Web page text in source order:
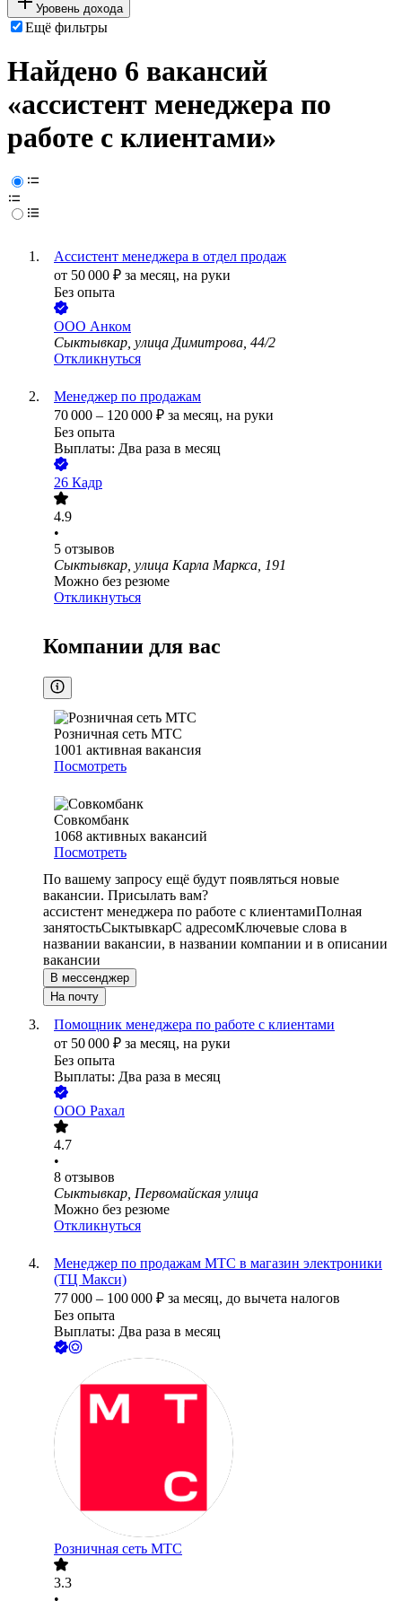
Уровень дохода
Ещё фильтры
Найдено 6 вакансий
«ассистент менеджера по
работе с клиентами»
Ассистент менеджера в отдел продаж
от 50 000 ₽ за месяц, на руки
Без опыта
ООО Анком
Сыктывкар, улица Димитрова, 44/2
Откликнуться
Менеджер по продажам
70 000 – 120 000 ₽ за месяц, на руки
Без опыта
Выплаты: Два раза в месяц
26 Кадр
4.9
•
5 отзывов
Сыктывкар, улица Карла Маркса, 191
Можно без резюме
Откликнуться
Компании для вас
Розничная сеть МТС
1001 активная вакансия
Посмотреть
Совкомбанк
1068 активных вакансий
Посмотреть
По вашему запросу ещё будут появляться новые
вакансии. Присылать вам?
ассистент менеджера по работе с клиентамиПолная
занятостьСыктывкарС адресомКлючевые слова в
названии вакансии, в названии компании и в описании
вакансии
В мессенджер
На почту
Помощник менеджера по работе с клиентами
от 50 000 ₽ за месяц, на руки
Без опыта
Выплаты: Два раза в месяц
ООО Рахал
4.7
•
8 отзывов
Сыктывкар, Первомайская улица
Можно без резюме
Откликнуться
Менеджер по продажам МТС в магазин электроники
(ТЦ Макси)
77 000 – 100 000 ₽ за месяц, до вычета налогов
Без опыта
Выплаты: Два раза в месяц
Розничная сеть МТС
3.3